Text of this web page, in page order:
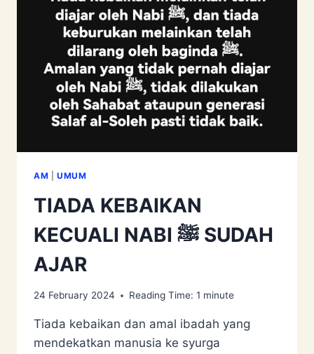
AM UMUM
TIADA KEBAIKAN
KECUALI NABI ﷺ SUDAH
AJAR
24 February 2024 Reading Time: 1 minute
Tiada kebaikan dan amal ibadah yang
mendekatkan manusia ke syurga